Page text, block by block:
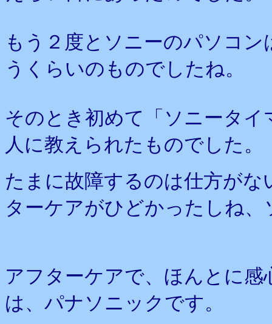
もう２度とソニーのパソコ
うくらいのものでしたね。
そのとき初めて「ソニータ
人に教えられたものでした。
たまに故障するのは仕方が
ターケアがひどかったしね、
アフターケアで、ほんとに
は、パナソニックです。